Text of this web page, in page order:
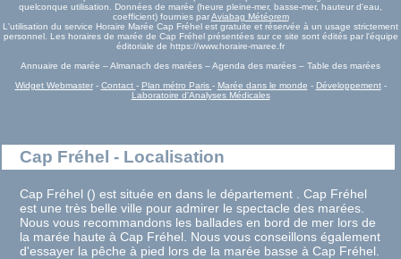
quelconque utilisation. Données de marée (heure pleine-mer, basse-mer, hauteur d'eau,
coefficient) fournies parAviabag Météorem
L'utilisation du service Horaire Marée Cap Fréhel est gratuite et réservée à un usage strictement
personnel. Les horaires de marée de Cap Fréhel présentées sur ce site sont édités par l'équipe
éditoriale de https://www.horaire-maree.fr
Annuaire de marée – Almanach des marées – Agenda des marées – Table des marées
Widget Webmaster- Contact - Plan métro Paris - Marée dans le monde - Développement-
Laboratoire d'Analyses Médicales
Cap Fréhel - Localisation
Cap Fréhel () est située en dans le département . Cap Fréhel
est une très belle ville pour admirer le spectacle des marées.
Nous vous recommandons les ballades en bord de mer lors de
la marée haute à Cap Fréhel. Nous vous conseillons également
d'essayer la pêche à pied lors de la marée basse à Cap Fréhel.